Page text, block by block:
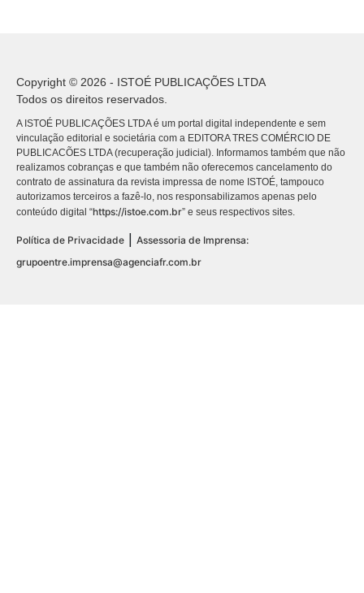
Copyright © 2026 - ISTOÉ PUBLICAÇÕES LTDA
Todos os direitos reservados.
A ISTOÉ PUBLICAÇÕES LTDA é um portal digital independente e sem
vinculação editorial e societária com a EDITORA TRES COMÉRCIO DE
PUBLICACÕES LTDA (recuperação judicial). Informamos também que não
realizamos cobranças e que também não oferecemos cancelamento do
contrato de assinatura da revista impressa de nome ISTOÉ, tampouco
autorizamos terceiros a fazê-lo, nos responsabilizamos apenas pelo
conteúdo digital “https://istoe.com.br” e seus respectivos sites.
Política de Privacidade | Assessoria de Imprensa:
grupoentre.imprensa@agenciafr.com.br